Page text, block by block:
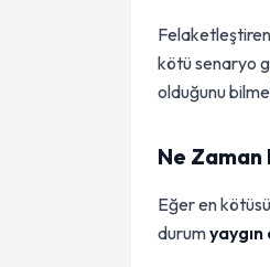
kötü senaryo
olduğunu
Ne Zaman
Eğer en
durum